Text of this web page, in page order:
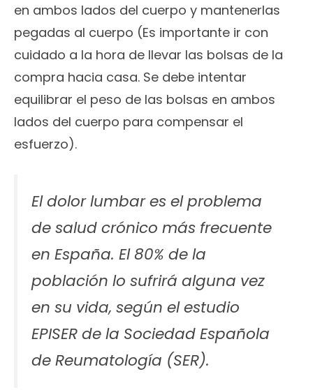
en ambos lados del cuerpo y mantenerlas
pegadas al cuerpo (Es importante ir con
cuidado a la hora de llevar las bolsas de la
compra hacia casa. Se debe intentar
equilibrar el peso de las bolsas en ambos
lados del cuerpo para compensar el
esfuerzo).
El dolor lumbar es el problema
de salud crónico más frecuente
en España. El 80% de la
población lo sufrirá alguna vez
en su vida, según el estudio
EPISER de la Sociedad Española
de Reumatología (SER).